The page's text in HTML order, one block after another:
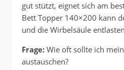
gut stützt, eignet sich am
Bett Topper 140×200 kann
und die Wirbelsäule
Frage: Wie oft sollte ich
austauschen?